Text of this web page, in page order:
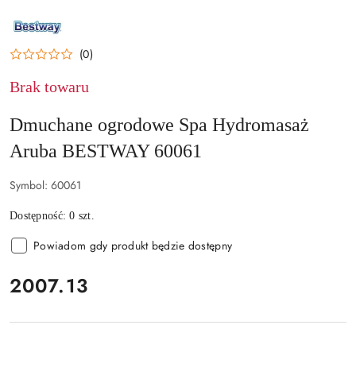
NAZWA
PRODUCENTA:
(0)
Brak towaru
Dmuchane ogrodowe Spa Hydromasaż
Aruba BESTWAY 60061
Symbol: 60061
Dostępność:0 szt.
Powiadom gdy produkt będzie dostępny
cena:
2007.13